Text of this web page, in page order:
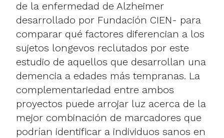
de la enfermedad de Alzheimer
desarrollado por Fundación CIEN- para
comparar qué factores diferencian a los
sujetos longevos reclutados por este
estudio de aquellos que desarrollan una
demencia a edades más tempranas. La
complementariedad entre ambos
proyectos puede arrojar luz acerca de la
mejor combinación de marcadores que
podrían identificar a individuos sanos en